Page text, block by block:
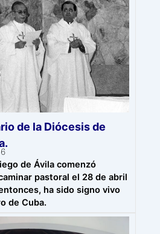
de la Diócesis de
de Ávila comenzó
pastoral el 28 de abril
ha sido signo vivo
de Cuba.